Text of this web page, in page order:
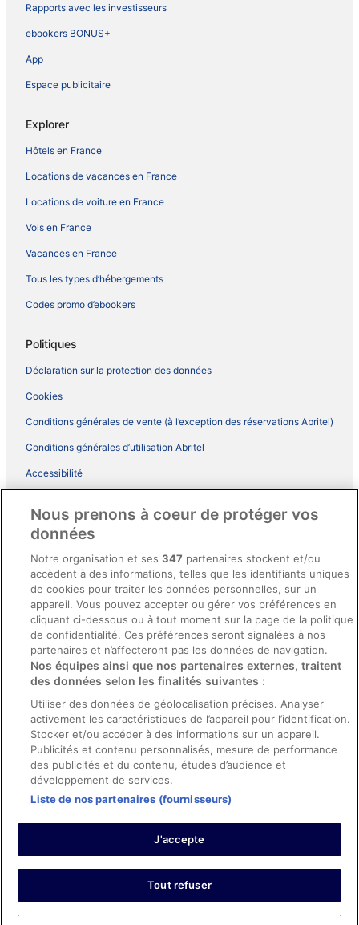
Rapports avec les investisseurs
ebookers BONUS+
App
Espace publicitaire
Explorer
Hôtels en France
Locations de vacances en France
Locations de voiture en France
Vols en France
Vacances en France
Tous les types d’hébergements
Codes promo d’ebookers
Politiques
Déclaration sur la protection des données
Cookies
Conditions générales de vente (à l’exception des réservations Abritel)
Conditions générales d’utilisation Abritel
Accessibilité
Conditions générales du programme BONUS+ d’ebookers
Directives de contenu et signalement de contenus
Aide
Soutien
Annuler votre réservation d’hôtel ou de propriété de vacances
Échéances de remboursement
Utiliser un coupon ebookers
Electron, CartaSi, Carte Bleue, PayPal et Eurocard.
© 2026 Expedia, Inc., une entreprise d’Expedia Group. Tous droits
réservés. ebookers et le logo ebookers sont des marques
commerciales ou des marques déposées d’Expedia, Inc.
Nous prenons à coeur de protéger vos
données
Notre organisation et ses347 partenaires stockent et/ou
accèdent à des informations, telles que les identifiants uniques
de cookies pour traiter les données personnelles, sur un
appareil. Vous pouvez accepter ou gérer vos préférences en
cliquant ci-dessous ou à tout moment sur la page de la politique
de confidentialité. Ces préférences seront signalées à nos
partenaires et n’affecteront pas les données de navigation.
Nos équipes ainsi que nos partenaires externes, traitent
des données selon les finalités suivantes :
Utiliser des données de géolocalisation précises. Analyser
activement les caractéristiques de l’appareil pour l’identification.
Stocker et/ou accéder à des informations sur un appareil.
Publicités et contenu personnalisés, mesure de performance
des publicités et du contenu, études d’audience et
développement de services.
Liste de nos partenaires (fournisseurs)
J'accepte
Tout refuser